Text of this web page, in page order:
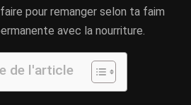
pour remanger selon ta faim
avec la nourriture.
de l'article